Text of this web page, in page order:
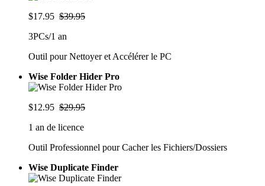
$17.95 $39.95
3PCs/1 an
Outil pour Nettoyer et Accélérer le PC
Wise Folder Hider Pro
$12.95 $29.95
1 an de licence
Outil Professionnel pour Cacher les Fichiers/Dossiers
Wise Duplicate Finder